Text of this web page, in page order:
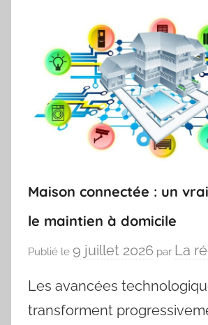
Maison connectée : un
le maintien à domicile
Publié le 9 juillet 2026 par La
Les avancées
transforment